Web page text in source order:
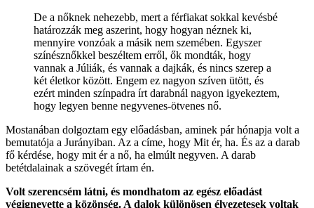
De a nőknek nehezebb, mert a férfiakat sokkal kevésbé
határozzák meg aszerint, hogy hogyan néznek ki,
mennyire vonzóak a másik nem szemében. Egyszer
színésznőkkel beszéltem erről, ők mondták, hogy
vannak a Júliák, és vannak a dajkák, és nincs szerep a
két életkor között. Engem ez nagyon szíven ütött, és
ezért minden színpadra írt darabnál nagyon igyekeztem,
hogy legyen benne negyvenes-ötvenes nő.
Mostanában dolgoztam egy előadásban, aminek pár hónapja volt a
bemutatója a Jurányiban. Az a címe, hogy Mit ér, ha. És az a darab
fő kérdése, hogy mit ér a nő, ha elmúlt negyven. A darab
betétdalainak a szövegét írtam én.
Volt szerencsém látni, és mondhatom az egész előadást
végignevette a közönség. A dalok különösen élvezetesek voltak